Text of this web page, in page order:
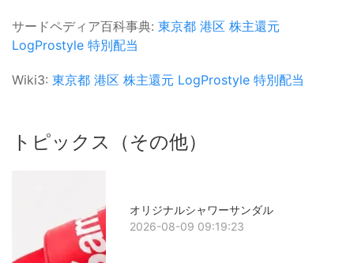
サードペディア百科事典: 東京都 港区 株主還元
LogProstyle 特別配当
Wiki3: 東京都 港区 株主還元 LogProstyle 特別配当
トピックス（その他）
オリジナルシャワーサンダル
2026-08-09 09:19:23